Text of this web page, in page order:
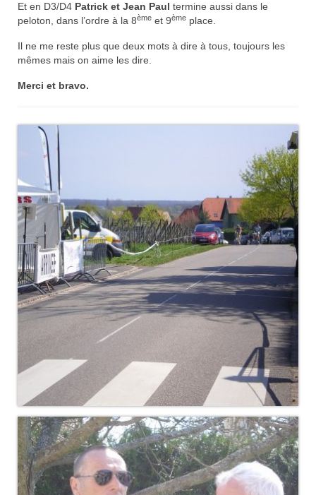
Plan d’entraînement 2026
Nos organisations de la saison
VTT
BMX
Et en D3/D4 Patrick et Jean Paul termine aussi dans le
peloton, dans l’ordre à la 8ème et 9ème place.
Il ne me reste plus que deux mots à dire à tous, toujours les
mêmes mais on aime les dire.
Merci et bravo.